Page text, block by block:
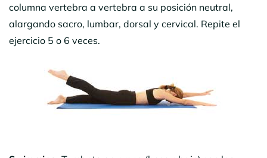
columna vertebra a vertebra a su posición neutral,
alargando sacro, lumbar, dorsal y cervical. Repite el
ejercicio 5 o 6 veces.